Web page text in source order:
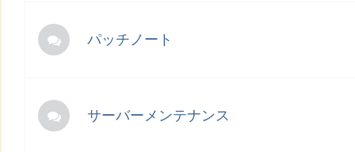
パッチノート
サーバーメンテナンス